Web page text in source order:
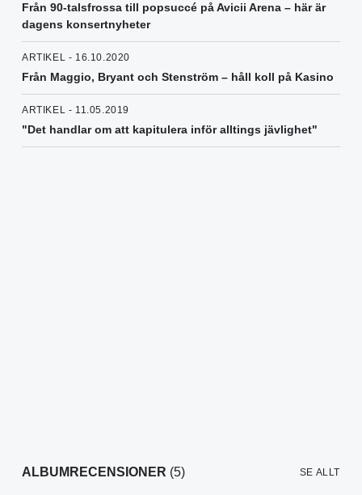
Från 90-talsfrossa till popsuccé på Avicii Arena – här är
dagens konsertnyheter
ARTIKEL - 16.10.2020
Från Maggio, Bryant och Stenström – håll koll på Kasino
ARTIKEL - 11.05.2019
"Det handlar om att kapitulera inför alltings jävlighet"
ALBUMRECENSIONER (5) SE ALLT